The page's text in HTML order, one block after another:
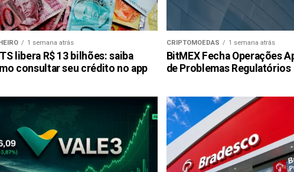
1 semana atrás
libera R$ 13 bilhões: saiba
consultar seu crédito no app
CRIPTOMOEDAS 1 semana atrás
BitMEX Fecha Operações
de Problemas Regulatórios